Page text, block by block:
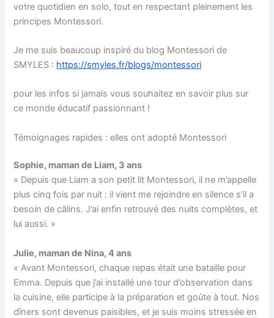
votre quotidien en solo, tout en respectant pleinement les
principes Montessori.
Je me suis beaucoup inspiré du blog Montessori de
SMYLES : https://smyles.fr/blogs/montessori
pour les infos si jamais vous souhaitez en savoir plus sur
ce monde éducatif passionnant !
Témoignages rapides : elles ont adopté Montessori
Sophie, maman de Liam, 3 ans
« Depuis que Liam a son petit lit Montessori, il ne m’appelle
plus cinq fois par nuit : il vient me rejoindre en silence s’il a
besoin de câlins. J’ai enfin retrouvé des nuits complètes, et
lui aussi. »
Julie, maman de Nina, 4 ans
« Avant Montessori, chaque repas était une bataille pour
Emma. Depuis que j’ai installé une tour d’observation dans
la cuisine, elle participe à la préparation et goûte à tout. Nos
dîners sont devenus paisibles, et je suis moins stressée en